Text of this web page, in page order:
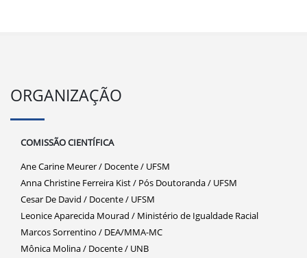
ORGANIZAÇÃO
COMISSÃO CIENTÍFICA
Ane Carine Meurer / Docente / UFSM
Anna Christine Ferreira Kist / Pós Doutoranda / UFSM
Cesar De David / Docente / UFSM
Leonice Aparecida Mourad / Ministério de Igualdade Racial
Marcos Sorrentino / DEA/MMA-MC
Mônica Molina / Docente / UNB